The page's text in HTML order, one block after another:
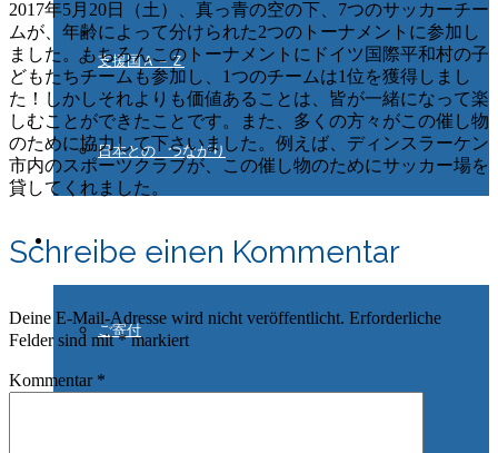
支援国Ａ－Ｚ
日本との つながり
ご協力ください
ご寄付
2017年5月20日（土）、真っ青の空の下、7つのサッカーチー
ムが、年齢によって分けられた2つのトーナメントに参加し
ました。もちろんこのトーナメントにドイツ国際平和村の子
どもたちチームも参加し、1つのチームは1位を獲得しまし
た！しかしそれよりも価値あることは、皆が一緒になって楽
しむことができたことです。また、多くの方々がこの催し物
のために協力して下さいました。例えば、ディンスラーケン
市内のスポーツクラブが、この催し物のためにサッカー場を
貸してくれました。
Schreibe einen Kommentar
Deine E-Mail-Adresse wird nicht veröffentlicht. Erforderliche
Felder sind mit*markiert
Kommentar *